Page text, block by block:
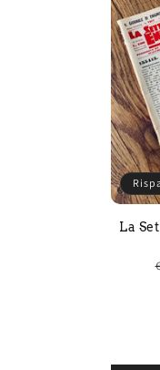
La